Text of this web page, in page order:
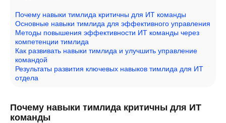
Почему навыки тимлида критичны для ИТ команды
Основные навыки тимлида для эффективного управления
Методы повышения эффективности ИТ команды через
компетенции тимлида
Как развивать навыки тимлида и улучшить управление
командой
Результаты развития ключевых навыков тимлида для ИТ
отдела
Почему навыки тимлида критичны для ИТ
команды